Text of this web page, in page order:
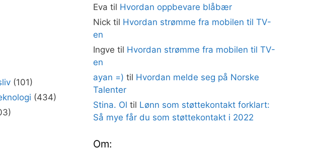
(101)
(434)
Eva til Hvordan oppbevare blåbær
Nicktil Hvordan strømme fra mobilen til TV-
en
Ingve til Hvordan strømme fra mobilen til TV-
en
ayan =) til Hvordan melde seg på Norske
Talenter
Stina. Ol til Lønn som støttekontakt forklart:
Så mye får du som støttekontakt i 2022
Om: